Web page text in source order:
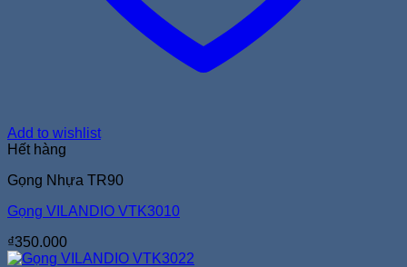
Add to wishlist
Hết hàng
Gọng Nhựa TR90
Gọng VILANDIO VTK3010
₫350.000